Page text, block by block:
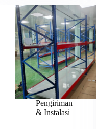
Pengiriman
& Instalasi